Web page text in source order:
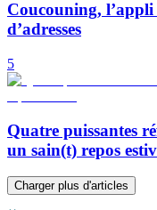
Coucouning,
d’adresses
5
Quatre puissantes
un sain(t) repos
Charger plus d'articles